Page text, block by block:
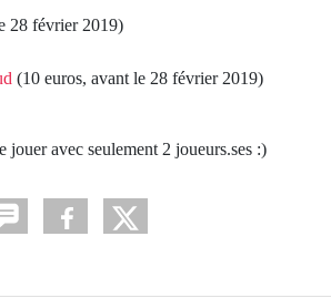
28 février 2019)
(10 euros, avant le 28 février 2019)
avec seulement 2 joueurs.ses :)